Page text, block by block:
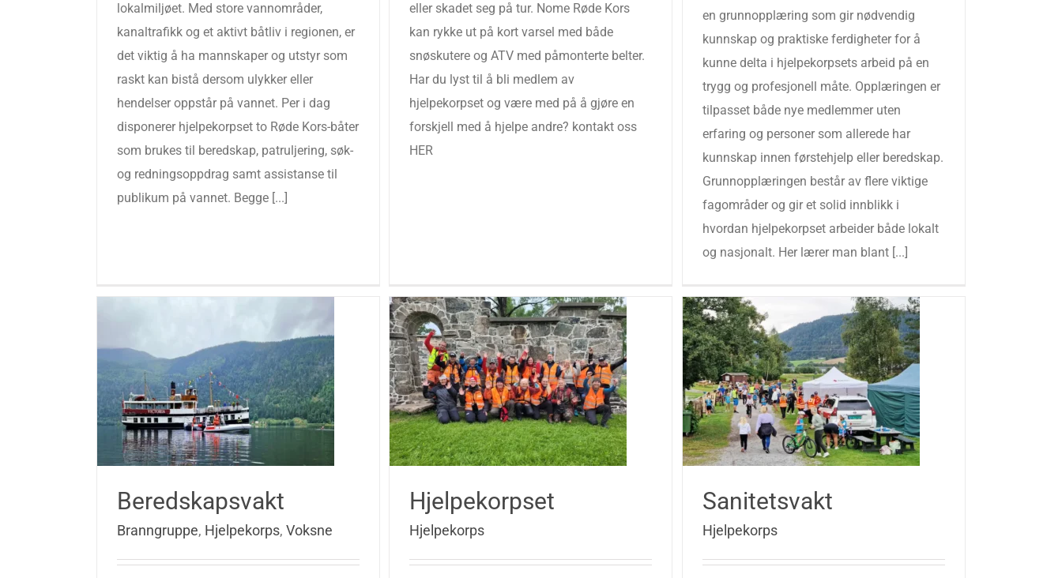
lokalmiljøet. Med store vannområder,
kanaltrafikk og et aktivt båtliv i regionen, er
det viktig å ha mannskaper og utstyr som
raskt kan bistå dersom ulykker eller
hendelser oppstår på vannet. Per i dag
disponerer hjelpekorpset to Røde Kors-båter
som brukes til beredskap, patruljering, søk-
og redningsoppdrag samt assistanse til
publikum på vannet. Begge [...]
eller skadet seg på tur. Nome Røde Kors
kan rykke ut på kort varsel med både
snøskutere og ATV med påmonterte belter.
Har du lyst til å bli medlem av
hjelpekorpset og være med på å gjøre en
forskjell med å hjelpe andre? kontakt oss
HER
en grunnopplæring som gir nødvendig
kunnskap og praktiske ferdigheter for å
kunne delta i hjelpekorpsets arbeid på en
trygg og profesjonell måte. Opplæringen er
tilpasset både nye medlemmer uten
erfaring og personer som allerede har
kunnskap innen førstehjelp eller beredskap.
Grunnopplæringen består av flere viktige
fagområder og gir et solid innblikk i
hvordan hjelpekorpset arbeider både lokalt
og nasjonalt. Her lærer man blant [...]
Beredskapsvakt
Branngruppe, Hjelpekorps, Voksne
Hjelpekorpset
Hjelpekorps
Sanitetsvakt
Hjelpekorps